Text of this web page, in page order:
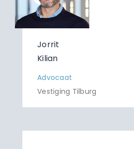
Jorrit
Kilian
Advocaat
Vestiging Tilburg